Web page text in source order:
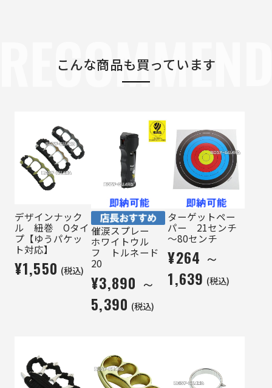
こんな商品も買っています
デザインナック
ル 紐巻 Oタイ
プ【ゆうパケッ
ト対応】
¥1,550 (税込)
催涙スプレー
ホワイトウル
フ トルネード
20
¥3,890 ～
5,390 (税込)
ターゲットペー
パー 21センチ
～80センチ
¥264 ～
1,639 (税込)